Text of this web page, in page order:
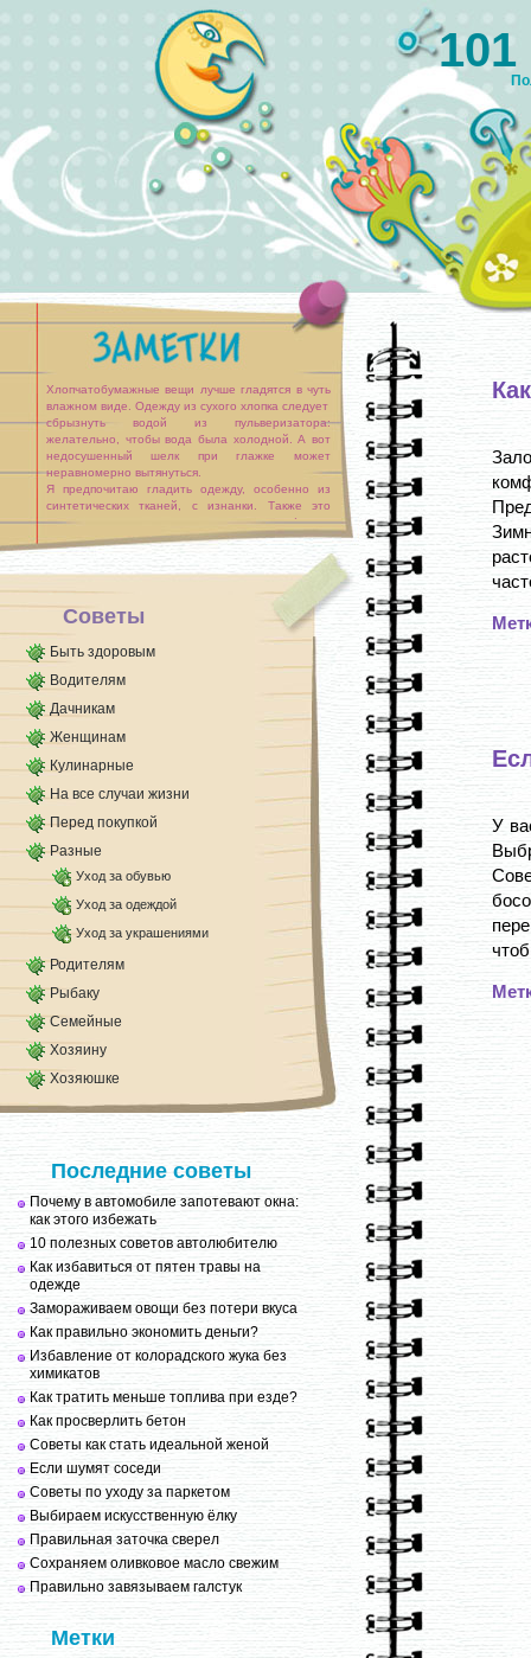
Хлопчатобумажные вещи лучше гладятся в чуть
влажном виде. Одежду из сухого хлопка следует
сбрызнуть водой из пульверизатора:
желательно, чтобы вода была холодной. А вот
недосушенный шелк при глажке может
неравномерно вытянуться.
Я предпочитаю гладить одежду, особенно из
синтетических тканей, с изнанки. Также это
важно, если на одежде есть вышивка (иначе
вышивка станет плоской и некрасивой). Но когда
Советы
Быть здоровым
Водителям
Дачникам
Женщинам
Кулинарные
На все случаи жизни
Перед покупкой
Разные
Уход за обувью
Уход за одеждой
Уход за украшениями
Родителям
Рыбаку
Семейные
Хозяину
Хозяюшке
Последние советы
Почему в автомобиле запотевают окна:
как этого избежать
10 полезных советов автолюбителю
Как избавиться от пятен травы на
одежде
Замораживаем овощи без потери вкуса
Как правильно экономить деньги?
Избавление от колорадского жука без
химикатов
Как тратить меньше топлива при езде?
Как просверлить бетон
Советы как стать идеальной женой
Если шумят соседи
Советы по уходу за паркетом
Выбираем искусственную ёлку
Правильная заточка сверел
Сохраняем оливковое масло свежим
Правильно завязываем галстук
Метки
У